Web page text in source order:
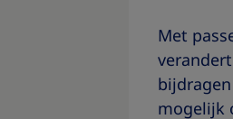
Met
mogelijk